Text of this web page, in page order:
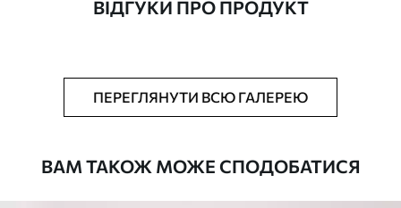
Додатково Можна додати лакове покриття.
ВІДГУКИ ПРО ПРОДУКТ
ПЕРЕГЛЯНУТИ ВСЮ ГАЛЕРЕЮ
ВАМ ТАКОЖ МОЖЕ СПОДОБАТИСЯ